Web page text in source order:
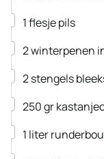
▢
1flesjepils
▢
2winterpenen
▢
2stengels
▢
250gr
▢
1 liter